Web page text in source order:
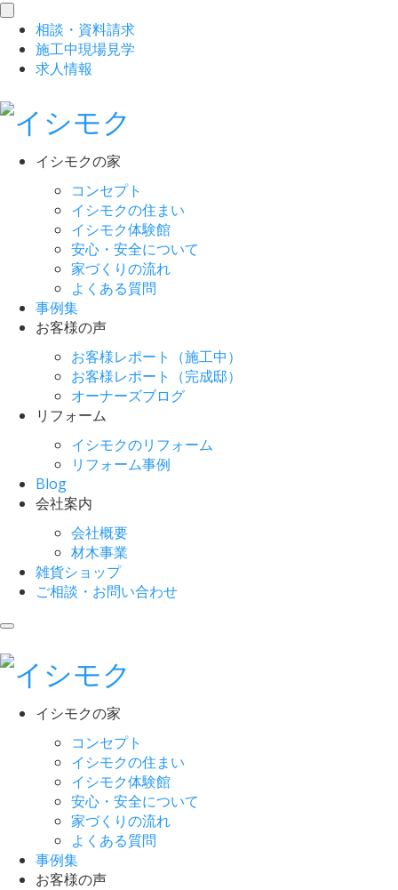
toggle
navigation
相談 ・ 資料請求
施工中現場見学
求人情報
イシモクの家
コンセプト
イシモクの住まい
イシモク体験館
安心・安全について
家づくりの流れ
よくある質問
事例集
お客様の声
お客様レポート（施工中）
お客様レポート（完成邸）
オーナーズブログ
リフォーム
イシモクのリフォーム
リフォーム事例
Blog
会社案内
会社概要
材木事業
雑貨ショップ
ご相談・お問い合わせ
イシモクの家
コンセプト
イシモクの住まい
イシモク体験館
安心・安全について
家づくりの流れ
よくある質問
事例集
お客様の声